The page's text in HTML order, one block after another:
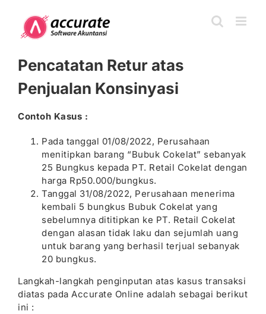
content
Pencatatan Retur atas
Penjualan Konsinyasi
Contoh Kasus :
Pada tanggal 01/08/2022, Perusahaan
menitipkan barang “Bubuk Cokelat” sebanyak
25 Bungkus kepada PT. Retail Cokelat dengan
harga Rp50.000/bungkus.
Tanggal 31/08/2022, Perusahaan menerima
kembali 5 bungkus Bubuk Cokelat yang
sebelumnya dititipkan ke PT. Retail Cokelat
dengan alasan tidak laku dan sejumlah uang
untuk barang yang berhasil terjual sebanyak
20 bungkus.
Langkah-langkah penginputan atas kasus transaksi
diatas pada Accurate Online adalah sebagai berikut
ini :